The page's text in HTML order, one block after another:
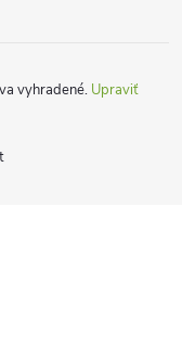
vyhradené. Upraviť